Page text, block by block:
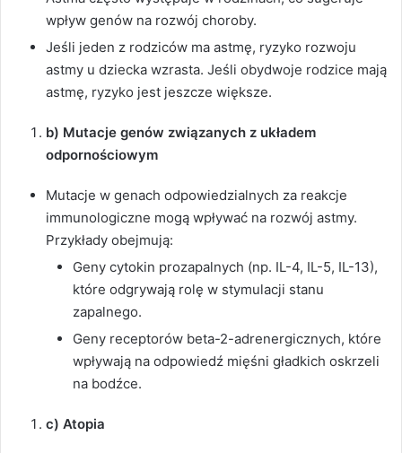
wpływ genów na rozwój choroby.
Jeśli jeden z rodziców ma astmę, ryzyko rozwoju
astmy u dziecka wzrasta. Jeśli obydwoje rodzice mają
astmę, ryzyko jest jeszcze większe.
b) Mutacje genów związanych z układem
odpornościowym
Mutacje w genach odpowiedzialnych za reakcje
immunologiczne mogą wpływać na rozwój astmy.
Przykłady obejmują:
Geny cytokin prozapalnych (np. IL-4, IL-5, IL-13),
które odgrywają rolę w stymulacji stanu
zapalnego.
Geny receptorów beta-2-adrenergicznych, które
wpływają na odpowiedź mięśni gładkich oskrzeli
na bodźce.
c) Atopia